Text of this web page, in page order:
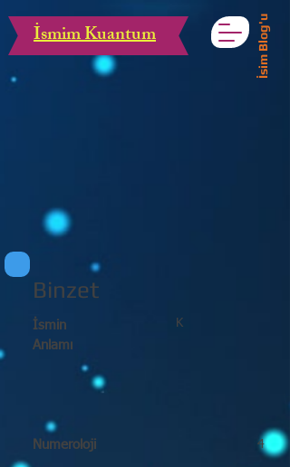
İsmim Kuantum İsim Blog'u
Binzet
K
İsmin
Anlamı
Numeroloji 4